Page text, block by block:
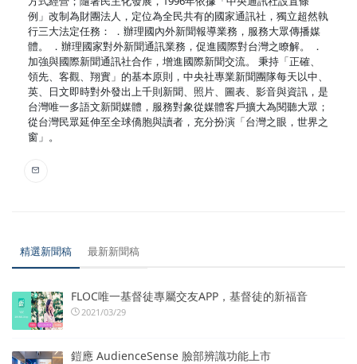
例」改制為財團法人，定位為全民共有的國家通訊社，獨立超然執
行三大法定任務： ．辦理國內外新聞報導業務，服務大眾傳播媒
體。 ．辦理國家對外新聞通訊業務，促進國際對台灣之瞭解。 ．
加強與國際新聞通訊社合作，增進國際新聞交流。 秉持「正確、
領先、客觀、翔實」的基本原則，中央社專業新聞團隊每天以中、
英、日文即時對外發出上千則新聞、照片、圖表、影音與資訊，是
台灣唯一多語文新聞媒體，服務對象從媒體客戶擴大為閱聽大眾；
從台灣民眾延伸至全球僑胞與讀者，充分扮演「台灣之眼，世界之
窗」。
精選新聞稿 最新新聞稿
FLOC唯一基督徒專屬交友APP，基督徒的新福音
2021/03/29
鎧應 AudienceSense 臉部辨識功能上市